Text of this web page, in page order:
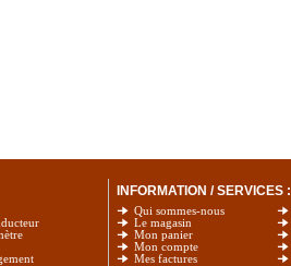
INFORMATION / SERVICES :
Qui sommes-nous
Le magasin
Mon panier
Mon compte
Mes factures